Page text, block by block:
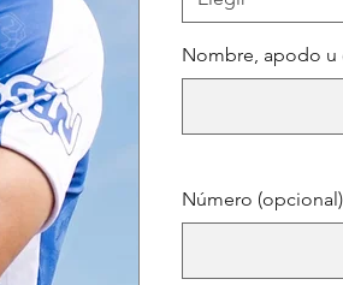
Nombre, apodo u
Número (opcional)